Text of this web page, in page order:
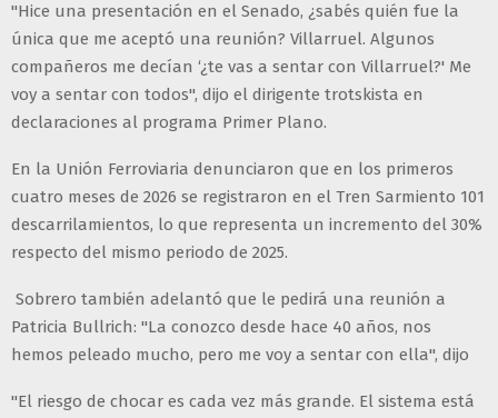
"Hice una presentación en el Senado, ¿sabés quién fue la
única que me aceptó una reunión? Villarruel. Algunos
compañeros me decían ‘¿te vas a sentar con Villarruel?' Me
voy a sentar con todos", dijo el dirigente trotskista en
declaraciones al programa Primer Plano.
En la Unión Ferroviaria denunciaron que en los primeros
cuatro meses de 2026 se registraron en el Tren Sarmiento 101
descarrilamientos, lo que representa un incremento del 30%
respecto del mismo periodo de 2025.
Sobrero también adelantó que le pedirá una reunión a
Patricia Bullrich: "La conozco desde hace 40 años, nos
hemos peleado mucho, pero me voy a sentar con ella", dijo
"El riesgo de chocar es cada vez más grande. El sistema está